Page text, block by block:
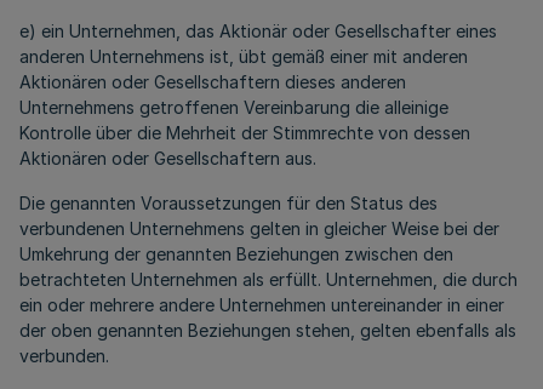
e) ein Unternehmen, das Aktionär oder Gesellschafter eines
anderen Unternehmens ist, übt gemäß einer mit anderen
Aktionären oder Gesellschaftern dieses anderen
Unternehmens getroffenen Vereinbarung die alleinige
Kontrolle über die Mehrheit der Stimmrechte von dessen
Aktionären oder Gesellschaftern aus.
Die genannten Voraussetzungen für den Status des
verbundenen Unternehmens gelten in gleicher Weise bei der
Umkehrung der genannten Beziehungen zwischen den
betrachteten Unternehmen als erfüllt. Unternehmen, die durch
ein oder mehrere andere Unternehmen untereinander in einer
der oben genannten Beziehungen stehen, gelten ebenfalls als
verbunden.